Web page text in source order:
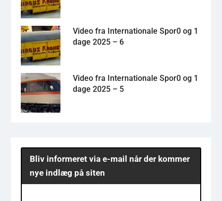
Video fra Internationale Spor0 og 1
dage 2025 – 6
Video fra Internationale Spor0 og 1
dage 2025 – 5
Bliv informeret via e-mail når der kommer
nye indlæg på siten